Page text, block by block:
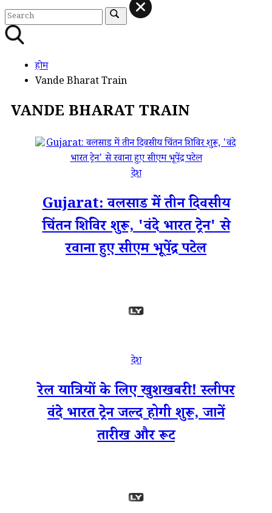
होम
Vande Bharat Train
VANDE BHARAT TRAIN
देश
Gujarat: वलसाड में तीन दिवसीय
चिंतन शिविर शुरू, 'वंदे भारत ट्रेन' से
रवाना हुए सीएम भूपेंद्र पटेल
देश
रेल यात्रियों के लिए खुशखबरी! स्लीपर
वंदे भारत ट्रेन जल्द होगी शुरू, जानें
तारीख और रूट